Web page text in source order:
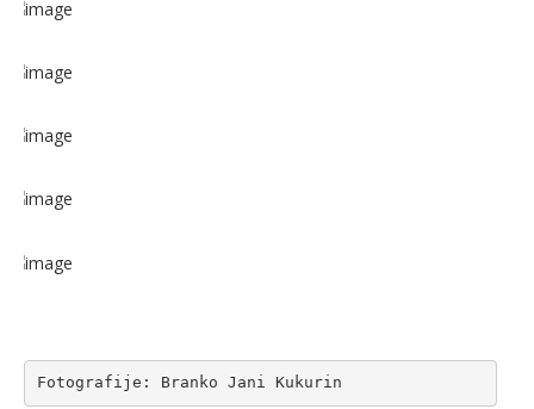
Fotografije: Branko Jani Kukurin